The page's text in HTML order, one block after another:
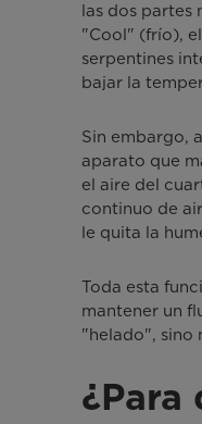
las dos
"Cool" (frío),
serpentines
bajar la
Sin embargo,
aparato que
el aire del
continuo de
le quita la
Toda esta
mantener un
"helado", sino
¿Para